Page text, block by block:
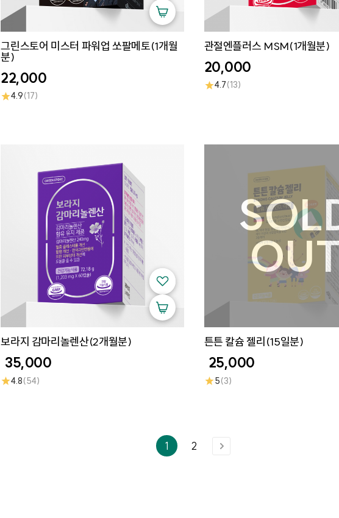
그린스토어 미스터 파워업 쏘팔메토(1개월
분)
22,000
★4.9(17)
관절엔플러스 MSM(1개월분)
20,000
★4.7(13)
보라지 감마리놀렌산(2개월분)
35,000
★4.8(54)
튼튼 칼슘 젤리(15일분)
25,000
★5(3)
1 2